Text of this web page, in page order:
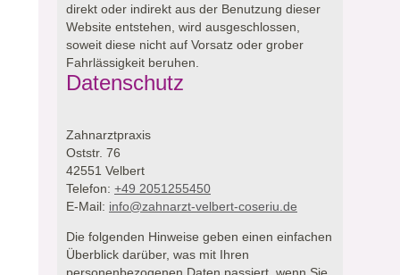
direkt oder indirekt aus der Benutzung dieser
Website entstehen, wird ausgeschlossen,
soweit diese nicht auf Vorsatz oder grober
Fahrlässigkeit beruhen.
Datenschutz
Zahnarztpraxis
Oststr. 76
42551 Velbert
Telefon: +49 2051255450
E-Mail: info@zahnarzt-velbert-coseriu.de
Die folgenden Hinweise geben einen einfachen
Überblick darüber, was mit Ihren